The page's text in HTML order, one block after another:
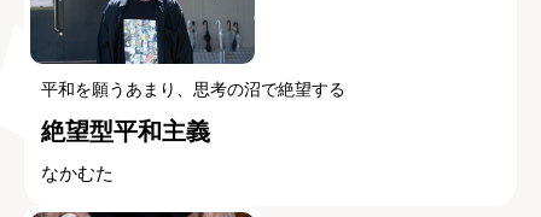
平和を願うあまり、思考の沼で絶望する
絶望型平和主義
なかむた